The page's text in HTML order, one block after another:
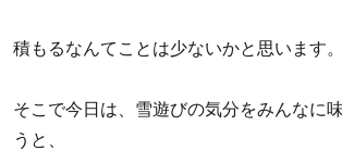
積もるなんてことは少ないかと思います。
そこで今日は、雪遊びの気分をみんなに
うと、